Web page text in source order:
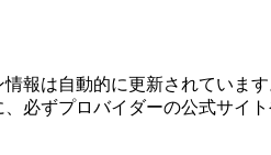
報は自動的に更新されていま
必ずプロバイダーの公式サイ